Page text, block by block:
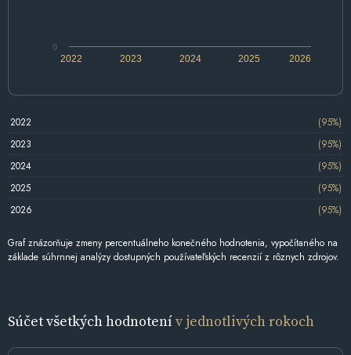
2022 2024 2026
2023 2025
0
2022
(95%)
2023
(95%)
2024
(95%)
2025
(95%)
2026
(95%)
Graf znázorňuje zmeny percentuálneho konečného hodnotenia, vypočítaného na
základe súhrnnej analýzy dostupných používateľských recenzií z rôznych zdrojov.
Súčet všetkých hodnotenív jednotlivých rokoch